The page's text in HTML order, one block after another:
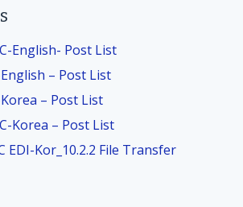
English- Post List
– Post List
– Post List
Korea – Post List
EDI-Kor_10.2.2 File Transfer